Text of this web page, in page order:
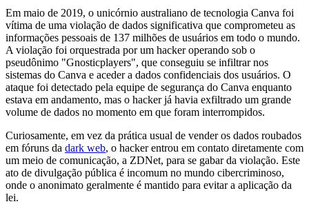
Em maio de 2019, o unicórnio australiano de tecnologia Canva foi
vítima de uma violação de dados significativa que comprometeu as
informações pessoais de 137 milhões de usuários em todo o mundo.
A violação foi orquestrada por um hacker operando sob o
pseudônimo "Gnosticplayers", que conseguiu se infiltrar nos
sistemas do Canva e aceder a dados confidenciais dos usuários. O
ataque foi detectado pela equipe de segurança do Canva enquanto
estava em andamento, mas o hacker já havia exfiltrado um grande
volume de dados no momento em que foram interrompidos.
Curiosamente, em vez da prática usual de vender os dados roubados
em fóruns da dark web, o hacker entrou em contato diretamente com
um meio de comunicação, a ZDNet, para se gabar da violação. Este
ato de divulgação pública é incomum no mundo cibercriminoso,
onde o anonimato geralmente é mantido para evitar a aplicação da
lei.